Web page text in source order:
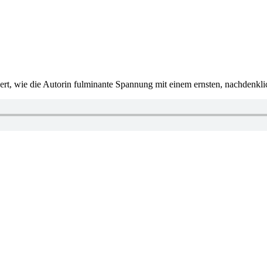
wie die Autorin fulminante Spannung mit einem ernsten,